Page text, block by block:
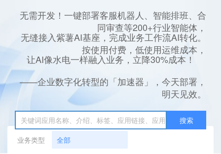
无需开发！一键部署客服机器人、智能排班、合
同审查等200+行业智能体，
无缝接入紫薯AI基座，完成业务工作流AI转化。
按使用付费，低使用运维成本，
让AI像水电一样融入业务，立降30%成本！
——企业数字化转型的「加速器」，今天部署，
明天见效。
搜索
业务类型
全部